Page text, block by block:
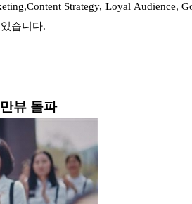
Strategy, Loyal Audience,
습니다.
만뷰 돌파